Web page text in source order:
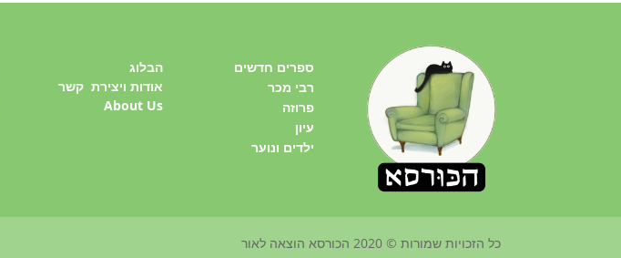
הבלוג
אודות ויצירת קשר
About Us
ספרים חדשים
רבי מכר
פרוזה
עיון
ילדים ונוער
כל הזכויות שמורות © 2020 הכורסא הוצאה לאור